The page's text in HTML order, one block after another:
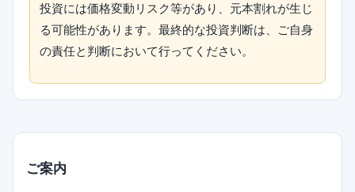
投資には価格変動リスク等があり、元本割れが生じ
る可能性があります。最終的な投資判断は、ご自身
の責任と判断において行ってください。
ご案内